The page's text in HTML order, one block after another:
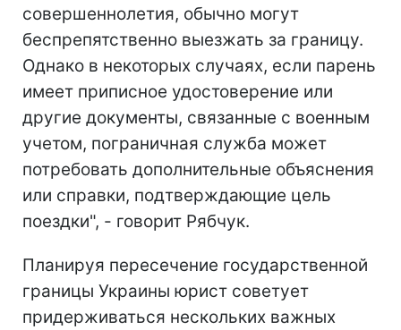
совершеннолетия, обычно могут
беспрепятственно выезжать за границу.
Однако в некоторых случаях, если парень
имеет приписное удостоверение или
другие документы, связанные с военным
учетом, пограничная служба может
потребовать дополнительные объяснения
или справки, подтверждающие цель
поездки", - говорит Рябчук.
Планируя пересечение государственной
границы Украины юрист советует
придерживаться нескольких важных